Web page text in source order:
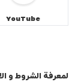
YouTube
لمعرفة الشروط و